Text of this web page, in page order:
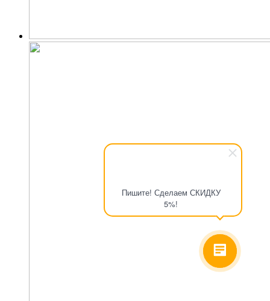
Пишите! Сделаем СКИДКУ
5%!